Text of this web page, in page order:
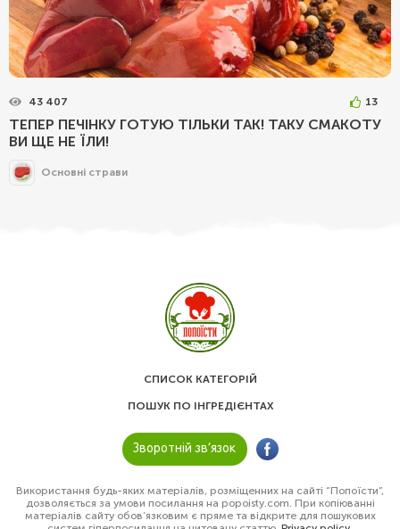
43 407 13
ТЕПЕР ПЕЧІНКУ ГОТУЮ ТІЛЬКИ ТАК! ТАКУ СМАКОТУ
ВИ ЩЕ НЕ ЇЛИ!
Основні страви
СПИСОК КАТЕГОРІЙ
ПОШУК ПО ІНГРЕДІЄНТАХ
Зворотній зв’язок
Використання будь-яких матеріалів, розміщенних на сайті “Попоїсти”,
дозволяється за умови посилання на popoisty.com. При копіюванні
матеріалів сайту обов’язковим є пряме та відкрите для пошукових